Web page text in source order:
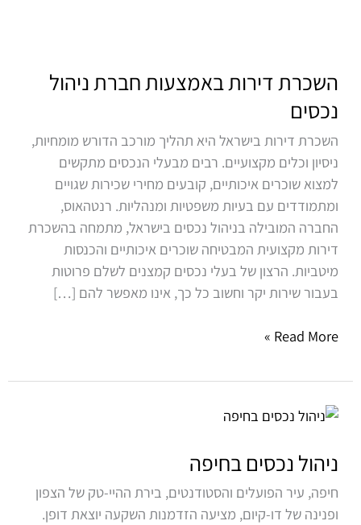
השכרת דירות באמצעות חברת ניהול
נכסים
השכרת דירות בישראל היא תהליך מורכב הדורש מומחיות,
ניסיון וכלים מקצועיים. רבים מבעלי הנכסים מתקשים
למצוא שוכרים איכותיים, קובעים מחירי שכירות שגויים
ומתמודדים עם בעיות משפטיות ומנהליות. רנטהאוס,
החברה המובילה בניהול נכסים בישראל, מתמחה בהשכרת
דירות מקצועית המבטיחה שוכרים איכותיים והכנסות
מיטביות. הרצון של בעלי נכסים קמצנים לשלם פרוטות
בעבור שירות יקר וחשוב כל כך, אינו מאפשר להם […]
באמצעות
ניהול
נכסים
Read More »
ניהול נכסים בחיפה
חיפה, עיר הפועלים והסטודנטים, בירת ההיי-טק של הצפון
ופנינה של דו-קיום, מציעה הזדמנות השקעה יוצאת דופן.
ניהול
בחיפה